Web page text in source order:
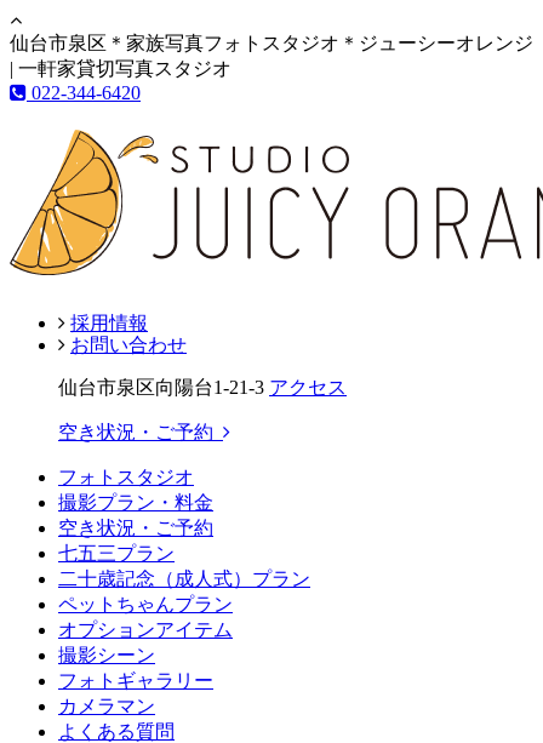
仙台市泉区＊家族写真フォトスタジオ＊ジューシーオレンジ
| 一軒家貸切写真スタジオ
022-344-6420
採用情報
お問い合わせ
仙台市泉区向陽台1-21-3 アクセス
空き状況・ご予約
フォトスタジオ
撮影プラン・料金
空き状況・ご予約
七五三プラン
二十歳記念（成人式）プラン
ペットちゃんプラン
オプションアイテム
撮影シーン
フォトギャラリー
カメラマン
よくある質問